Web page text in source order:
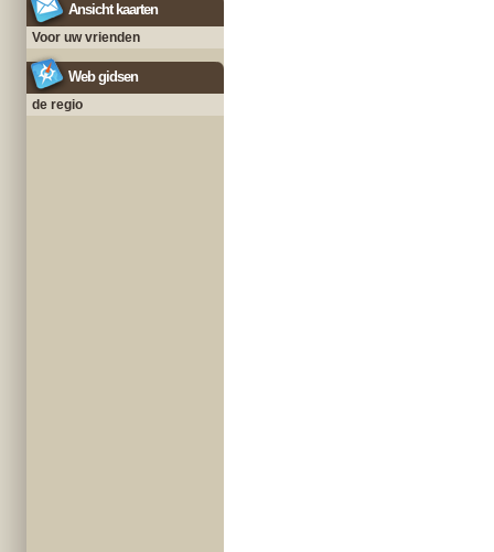
Ansicht kaarten
Voor uw vrienden
Web gidsen
de regio